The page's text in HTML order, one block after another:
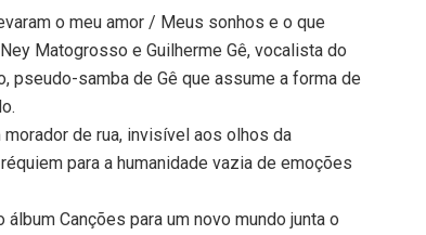
o meu amor / Meus sonhos e o que
Matogrosso e Guilherme Gê, vocalista do
pseudo-samba de Gê que assume a forma de
de rua, invisível aos olhos da
para a humanidade vazia de emoções
Canções para um novo mundo junta o